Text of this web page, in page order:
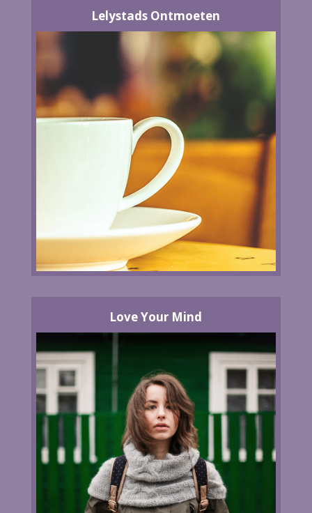
Lelystads Ontmoeten
Love Your Mind